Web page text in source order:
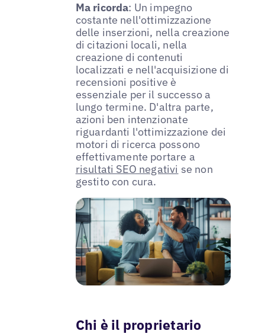
Ma ricorda: Un impegno
costante nell'ottimizzazione
delle inserzioni, nella creazione
di citazioni locali, nella
creazione di contenuti
localizzati e nell'acquisizione di
recensioni positive è
essenziale per il successo a
lungo termine. D'altra parte,
azioni ben intenzionate
riguardanti l'ottimizzazione dei
motori di ricerca possono
effettivamente portare a
risultati SEO negativi se non
gestito con cura.
Chi è il proprietario